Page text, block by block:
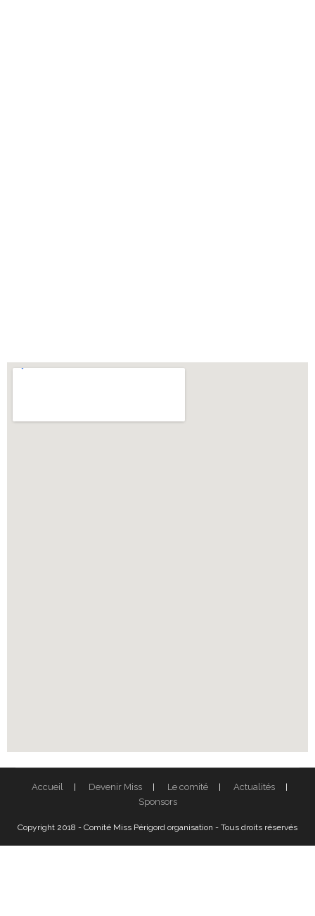
Accueil Devenir Miss Le comité
Actualités
Sponsors
Copyright 2018 - Comité Miss Périgord organisation - Tous droits réservés